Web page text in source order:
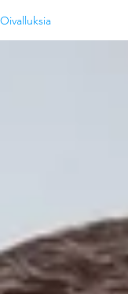
Oivalluksia